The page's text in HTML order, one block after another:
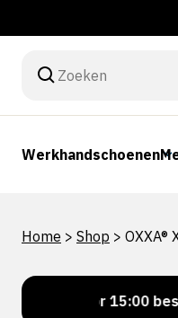
Werkhandschoenen
Home > Shop > OXXA®
Voor 15:00 besteld